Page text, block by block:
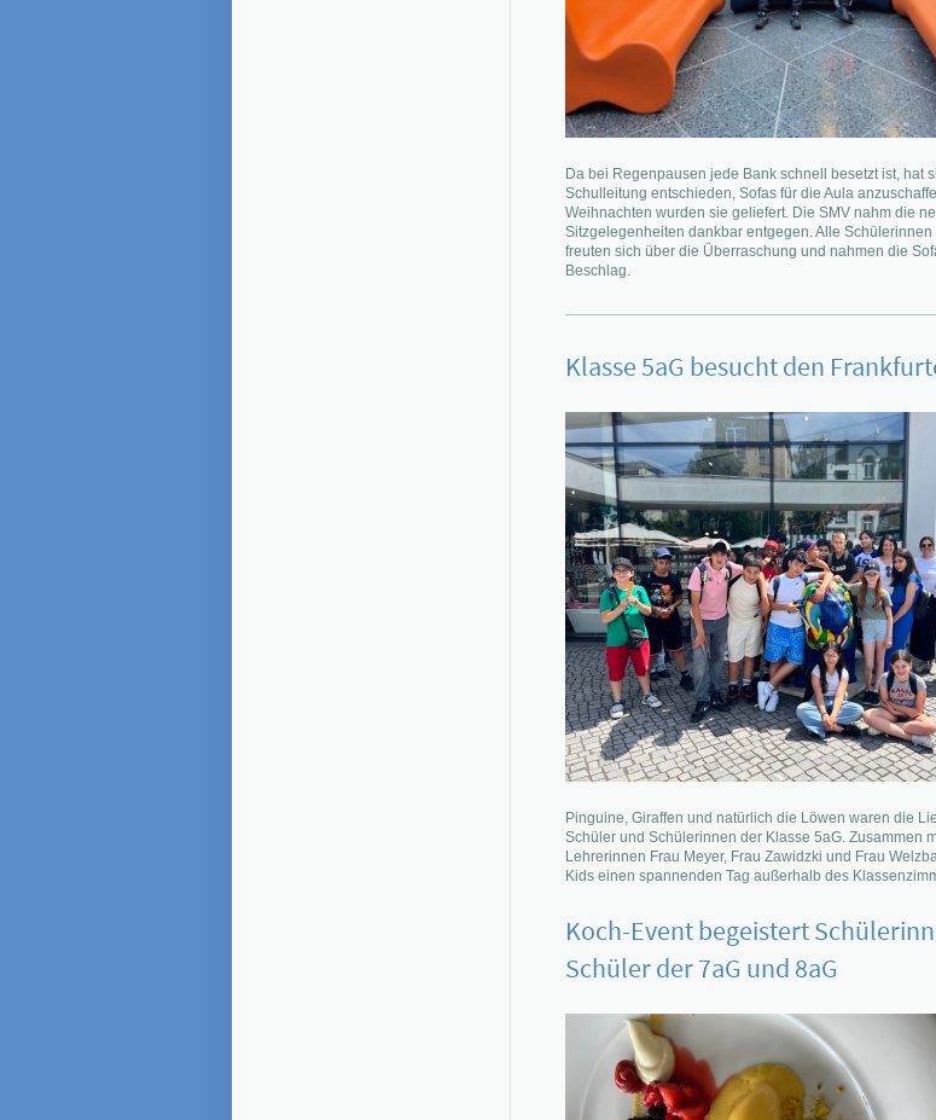
Da bei Regenpausen jede Bank schnell besetzt ist, hat
Schulleitung entschieden, Sofas für die Aula
Weihnachten wurden sie geliefert. Die SMV nahm die
Sitzgelegenheiten dankbar entgegen. Alle
freuten sich über die Überraschung und nahmen die
Beschlag.
Klasse 5aG besucht den
Pinguine, Giraffen und natürlich die Löwen waren die
Schüler und Schülerinnen der Klasse 5aG. Zusammen
Lehrerinnen Frau Meyer, Frau Zawidzki und Frau
Kids einen spannenden Tag außerhalb des
Koch-Event begeistert
Schüler der 7aG und 8aG